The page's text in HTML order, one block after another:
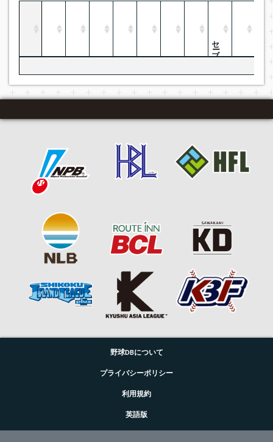
セーブ
野球DBについて
プライバシーポリシー
利用規約
英語版